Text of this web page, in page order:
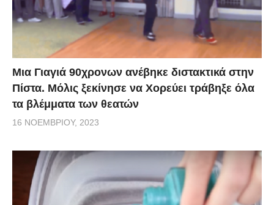
Μια Γιαγιά 90χρονων ανέβηκε διστακτικά στην
Πίστα. Μόλις ξεκίνησε να Χορεύει τράβηξε όλα
τα βλέμματα των θεατών
16 ΝΟΕΜΒΡΊΟΥ, 2023